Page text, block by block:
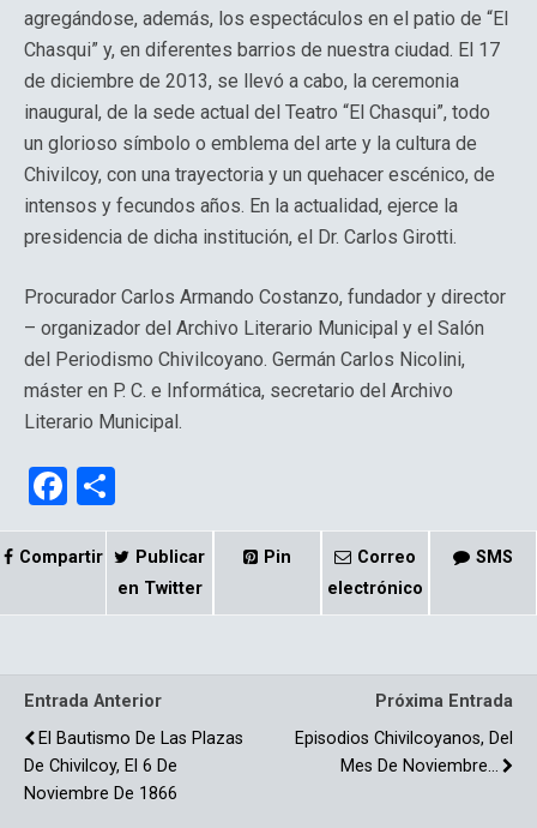
agregándose, además, los espectáculos en el patio de “El
Chasqui” y, en diferentes barrios de nuestra ciudad. El 17
de diciembre de 2013, se llevó a cabo, la ceremonia
inaugural, de la sede actual del Teatro “El Chasqui”, todo
un glorioso símbolo o emblema del arte y la cultura de
Chivilcoy, con una trayectoria y un quehacer escénico, de
intensos y fecundos años. En la actualidad, ejerce la
presidencia de dicha institución, el Dr. Carlos Girotti.
Procurador Carlos Armando Costanzo, fundador y director
– organizador del Archivo Literario Municipal y el Salón
del Periodismo Chivilcoyano. Germán Carlos Nicolini,
máster en P. C. e Informática, secretario del Archivo
Literario Municipal.
F
a
ce
k
o
m
p
Compartir
Publicar
en Twitter
Pin
Correo
electrónico
SMS
Entrada Anterior
El Bautismo De Las Plazas
De Chivilcoy, El 6 De
Noviembre De 1866
Próxima Entrada
Episodios Chivilcoyanos, Del
Mes De Noviembre…